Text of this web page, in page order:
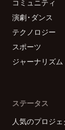
コミュニティ
演劇・ダンス
テクノロジー
スポーツ
ジャーナリズム
ステータス
人気のプロジェ